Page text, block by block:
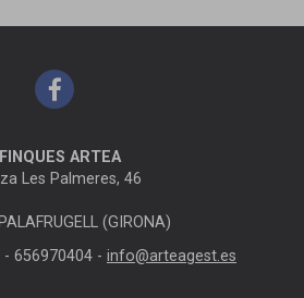
FINQUES ARTEA
Les Palmeres, 46
(GIRONA)
656970404 - info@arteagest.es